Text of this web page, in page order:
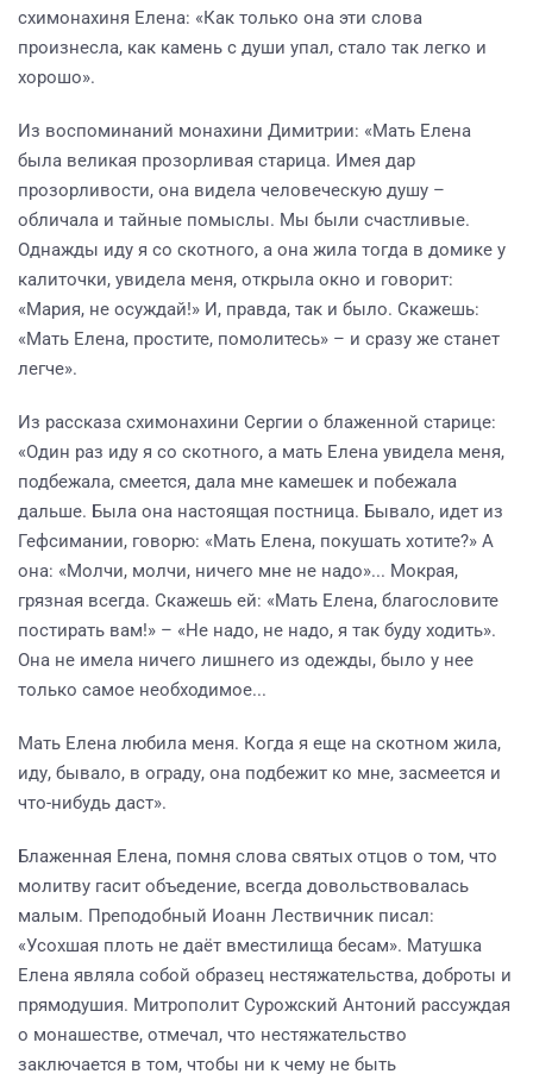
схимонахиня Елена: «Как только она эти слова
произнесла, как камень с души упал, стало так легко и
хорошо».
Из воспоминаний монахини Димитрии: «Мать Елена
была великая прозорливая старица. Имея дар
прозорливости, она видела человеческую душу –
обличала и тайные помыслы. Мы были счастливые.
Однажды иду я со скотного, а она жила тогда в домике у
калиточки, увидела меня, открыла окно и говорит:
«Мария, не осуждай!» И, правда, так и было. Скажешь:
«Мать Елена, простите, помолитесь» – и сразу же станет
легче».
Из рассказа схимонахини Сергии о блаженной старице:
«Один раз иду я со скотного, а мать Елена увидела меня,
подбежала, смеется, дала мне камешек и побежала
дальше. Была она настоящая постница. Бывало, идет из
Гефсимании, говорю: «Мать Елена, покушать хотите?» А
она: «Молчи, молчи, ничего мне не надо»... Мокрая,
грязная всегда. Скажешь ей: «Мать Елена, благословите
постирать вам!» – «Не надо, не надо, я так буду ходить».
Она не имела ничего лишнего из одежды, было у нее
только самое необходимое...
Мать Елена любила меня. Когда я еще на скотном жила,
иду, бывало, в ограду, она подбежит ко мне, засмеется и
что-нибудь даст».
Блаженная Елена, помня слова святых отцов о том, что
молитву гасит объедение, всегда довольствовалась
малым. Преподобный Иоанн Лествичник писал:
«Усохшая плоть не даёт вместилища бесам». Матушка
Елена являла собой образец нестяжательства, доброты и
прямодушия. Митрополит Сурожский Антоний рассуждая
о монашестве, отмечал, что нестяжательство
заключается в том, чтобы ни к чему не быть